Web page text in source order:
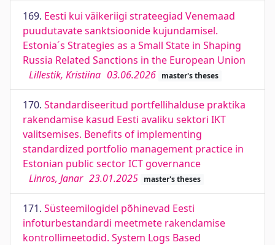
169. Eesti kui väikeriigi strateegiad Venemaad
puudutavate sanktsioonide kujundamisel.
Estonia´s Strategies as a Small State in Shaping
Russia Related Sanctions in the European Union
Lillestik, Kristiina 03.06.2026 master's theses
170. Standardiseeritud portfellihalduse praktika
rakendamise kasud Eesti avaliku sektori IKT
valitsemises. Benefits of implementing
standardized portfolio management practice in
Estonian public sector ICT governance
Linros, Janar 23.01.2025 master's theses
171. Süsteemilogidel põhinevad Eesti
infoturbestandardi meetmete rakendamise
kontrollimeetodid. System Logs Based